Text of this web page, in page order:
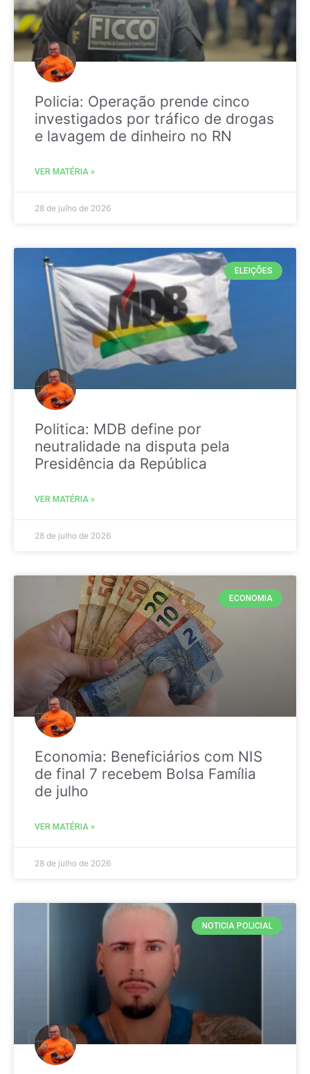
Policia: Operação prende cinco
investigados por tráfico de drogas
e lavagem de dinheiro no RN
VER MATÉRIA »
28 de julho de 2026
ELEIÇÕES
Politica: MDB define por
neutralidade na disputa pela
Presidência da República
VER MATÉRIA »
28 de julho de 2026
ECONOMIA
Economia: Beneficiários com NIS
de final 7 recebem Bolsa Família
de julho
VER MATÉRIA »
28 de julho de 2026
NOTICIA POLICIAL